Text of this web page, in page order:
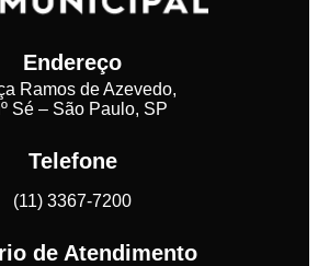
Endereço
Ramos de Azevedo,
Sé – São Paulo, SP
Telefone
(11) 3367-7200
de Atendimento